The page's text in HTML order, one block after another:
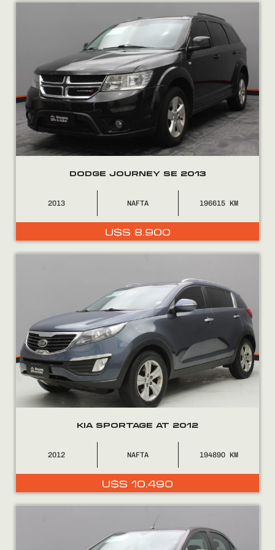
Encontranos en
DODGE JOURNEY SE 2013
2013 NAFTA 196615
U$S 8.900
KIA SPORTAGE AT 2012
2012 NAFTA 194890
U$S 10.490